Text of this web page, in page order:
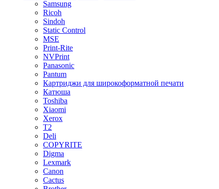
Samsung
Ricoh
Sindoh
Static Control
MSE
Print-Rite
NVPrint
Panasonic
Pantum
Картриджи для широкоформатной печати
Катюша
Toshiba
Xiaomi
Xerox
T2
Deli
COPYRITE
Digma
Lexmark
Canon
Cactus